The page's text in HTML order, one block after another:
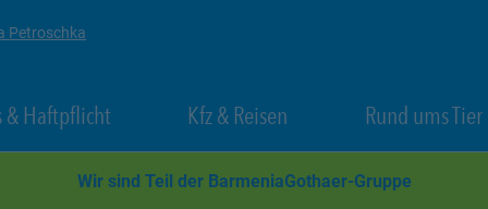
Petroschka
Tab
& HaftpflichtLink Opens in New Tab
Kfz & Reisen Link Opens in New Tab
Rund ums Tier
Wir sind Teil der BarmeniaGothaer-Gruppe